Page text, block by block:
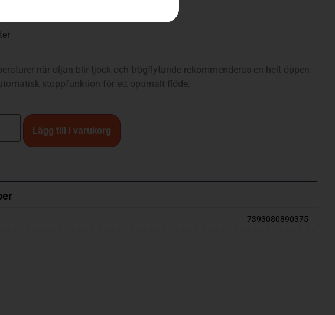
när oljan blir tjock och trögflytande rekommenderas en helt öppen
stoppfunktion för ett optimalt flöde.
Lägg till i varukorg
7393080890375